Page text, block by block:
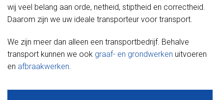
wij veel belang aan orde, netheid, stiptheid en correctheid.
Daarom zijn we uw ideale transporteur voor transport.
We zijn meer dan alleen een transportbedrijf. Behalve
transport kunnen we ook graaf- en grondwerken uitvoeren
en afbraakwerken